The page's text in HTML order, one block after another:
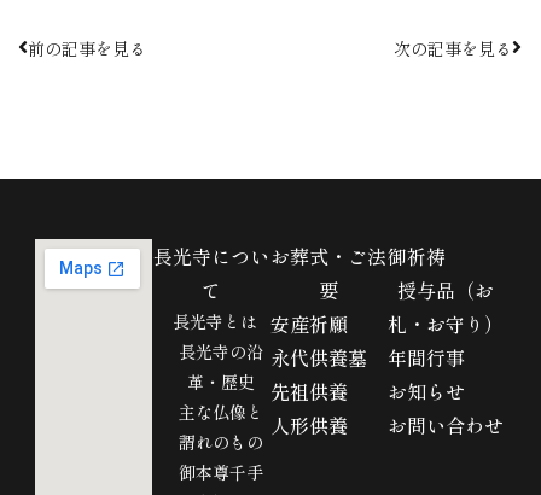
前の記事を見る 次の記事を見る
長光寺につい
て
長光寺とは
長光寺の沿
革・歴史
主な仏像と
謂れのもの
御本尊千手
お葬式・ご法
要
安産祈願
永代供養墓
先祖供養
人形供養
御祈祷
授与品（お
札・お守り）
年間行事
お知らせ
お問い合わせ